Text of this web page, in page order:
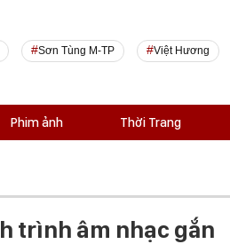
Sơn Tùng M-TP Việt Hương
Phim ảnh Thời Trang
trình âm nhạc gắn